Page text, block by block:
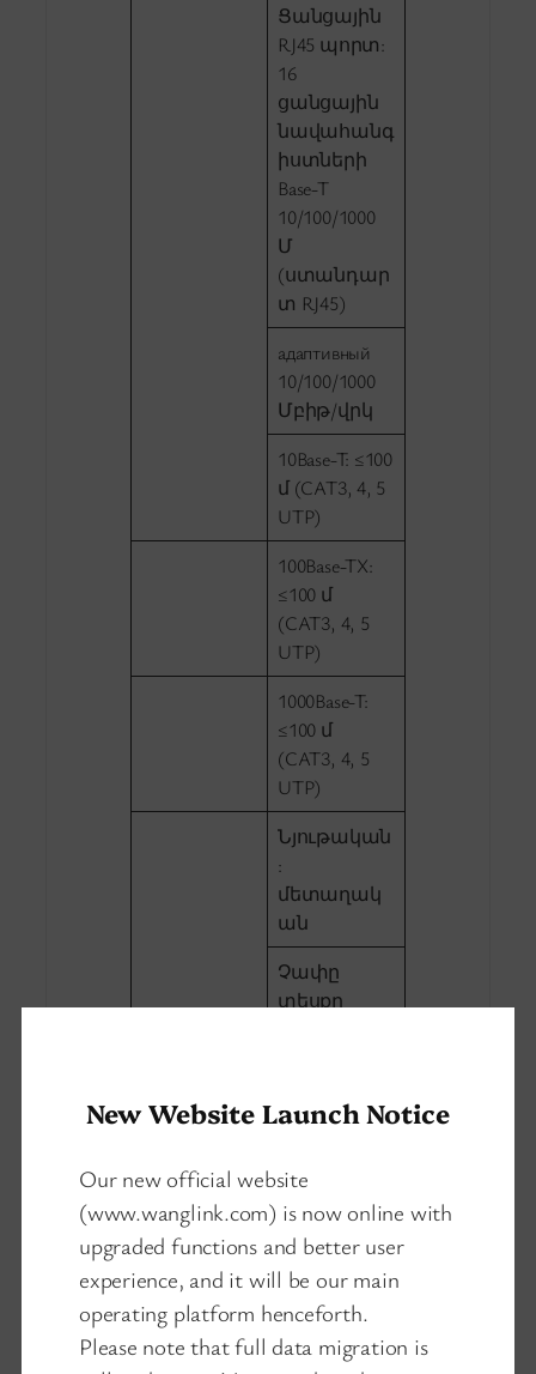
Ցանցային
RJ45 պորտ:
16
ցանցային
նավահանգ
իստների
Base-T
10/100/1000
Մ
(ստանդար
տ RJ45)
адаптивный
10/100/1000
Մբիթ/վրկ
10Base-T: ≤100
մ (CAT3, 4, 5
UTP)
100Base-TX:
≤100 մ
(CAT3, 4, 5
UTP)
1000Base-T:
≤100 մ
(CAT3, 4, 5
UTP)
Մեխանիկ
ական
հատկությո
ւնները
Նյութական
:
մետաղակ
ան
Չափը
տեսքը
ը *
ւն): 165мм ×
140մմ ×
45mm
Միջոց
տեղադրելո
ւ: Type DIN-
New Website Launch Notice
Our new official website
(www.wanglink.com) is now online with
upgraded functions and better user
experience, and it will be our main
operating platform henceforth.
Please note that full data migration is